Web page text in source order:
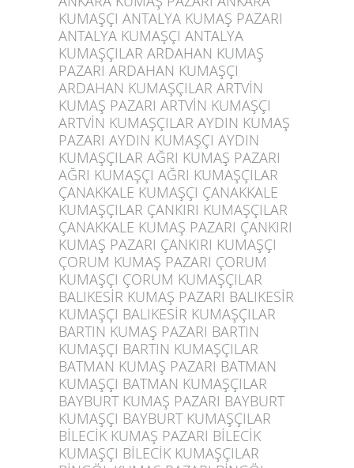
KUMAŞÇI ANTALYA KUMAŞ PAZARI
ANTALYA KUMAŞÇI ANTALYA
KUMAŞÇILAR ARDAHAN KUMAŞ
PAZARI ARDAHAN KUMAŞÇI
ARDAHAN KUMAŞÇILAR ARTVİN
KUMAŞ PAZARI ARTVİN KUMAŞÇI
ARTVİN KUMAŞÇILAR AYDIN KUMAŞ
PAZARI AYDIN KUMAŞÇI AYDIN
KUMAŞÇILAR AĞRI KUMAŞ PAZARI
AĞRI KUMAŞÇI AĞRI KUMAŞÇILAR
ÇANAKKALE KUMAŞÇI ÇANAKKALE
KUMAŞÇILAR ÇANKIRI KUMAŞÇILAR
ÇANAKKALE KUMAŞ PAZARI ÇANKIRI
KUMAŞ PAZARI ÇANKIRI KUMAŞÇI
ÇORUM KUMAŞ PAZARI ÇORUM
KUMAŞÇI ÇORUM KUMAŞÇILAR
BALIKESİR KUMAŞ PAZARI BALIKESİR
KUMAŞÇI BALIKESİR KUMAŞÇILAR
BARTIN KUMAŞ PAZARI BARTIN
KUMAŞÇI BARTIN KUMAŞÇILAR
BATMAN KUMAŞ PAZARI BATMAN
KUMAŞÇI BATMAN KUMAŞÇILAR
BAYBURT KUMAŞ PAZARI BAYBURT
KUMAŞÇI BAYBURT KUMAŞÇILAR
BİLECİK KUMAŞ PAZARI BİLECİK
KUMAŞÇI BİLECİK KUMAŞÇILAR